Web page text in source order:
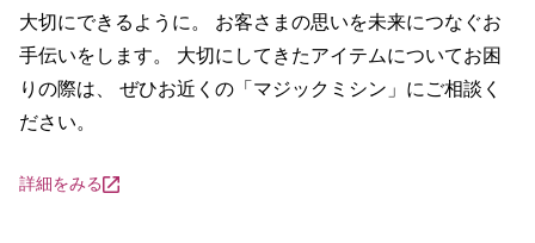
大切にできるように。 お客さまの思いを未来につなぐお
手伝いをします。 大切にしてきたアイテムについてお困
りの際は、 ぜひお近くの「マジックミシン」にご相談く
ださい。
詳細をみる